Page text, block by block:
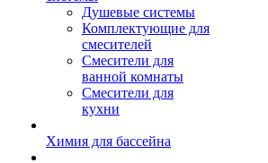
Душевые системы
Комплектующие для
смесителей
Смесители для
ванной комнаты
Смесители для
кухни
Химия для бассейна